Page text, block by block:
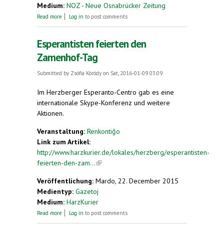
Medium: NOZ - Neue Osnabrücker Zeitung
Read more about Wo die Kunstsprache normal ist - Herzberg
Log in to post comments
Esperantisten feierten den
Zamenhof-Tag
Submitted by Zsófia Kóródy on Sat, 2016-01-09 03:09
Im Herzberger Esperanto-Centro gab es eine
internationale Skype-Konferenz und weitere
Aktionen.
Veranstaltung: Renkontiĝo
Link zum Artikel:
http://www.harzkurier.de/lokales/herzberg/esperantisten-
feierten-den-zam...(link is external)
Veröffentlichung: Mardo, 22. December 2015
Medientyp: Gazetoj
Medium: HarzKurier
Read more about Esperantisten feierten den Zamenhof-Tag
Log in to post comments